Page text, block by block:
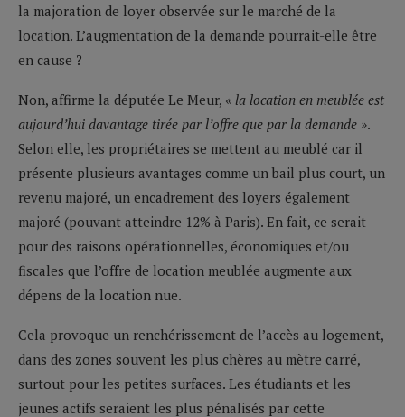
la majoration de loyer observée sur le marché de la
location. L’augmentation de la demande pourrait-elle être
en cause ?
Non, affirme la députée Le Meur, « la location en meublée est
aujourd’hui davantage tirée par l’offre que par la demande ».
Selon elle, les propriétaires se mettent au meublé car il
présente plusieurs avantages comme un bail plus court, un
revenu majoré, un encadrement des loyers également
majoré (pouvant atteindre 12% à Paris). En fait, ce serait
pour des raisons opérationnelles, économiques et/ou
fiscales que l’offre de location meublée augmente aux
dépens de la location nue.
Cela provoque un renchérissement de l’accès au logement,
dans des zones souvent les plus chères au mètre carré,
surtout pour les petites surfaces. Les étudiants et les
jeunes actifs seraient les plus pénalisés par cette